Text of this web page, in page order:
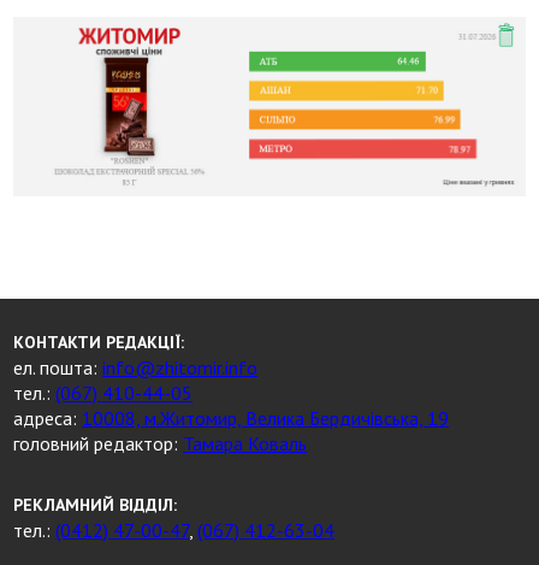
КОНТАКТИ РЕДАКЦІЇ:
ел. пошта:info@zhitomir.info
тел.:(067) 410-44-05
адреса: 10008, м.Житомир, Велика Бердичівська, 19
головний редактор: Тамара Коваль
РЕКЛАМНИЙ ВІДДІЛ:
тел.:(0412) 47-00-47,(067) 412-63-04